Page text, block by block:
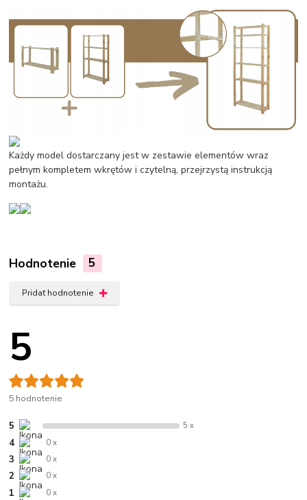
Każdy model dostarczany jest w zestawie elementów wraz
pełnym kompletem wkrętów i czytelną, przejrzystą instrukcją
montażu.
Hodnotenie 5
Pridať hodnotenie
5
5 hodnotenie
5 5 x
4 0 x
3 0 x
2 0 x
1 0 x